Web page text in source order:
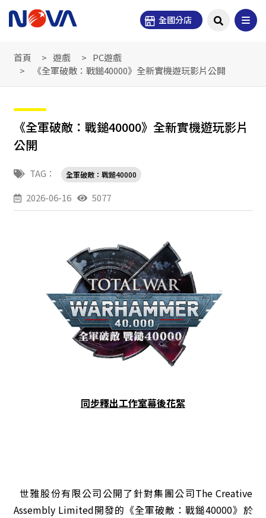
全國分店
首頁 遊戲
PC遊戲
《全軍破敵：戰鎚40000》全新實機遊玩影片公開
《全軍破敵：戰鎚40000》全新實機遊玩影片
公開
TAG： 全軍破敵：戰鎚40000
2026-06-16 5077
同步釋出工作室幕後花絮
世雅股份有限公司公開了針對集團公司The Creative
Assembly Limited開發的《全軍破敵：戰鎚40000》於